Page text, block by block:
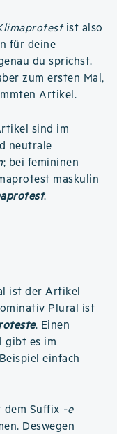
ist also
für deine
du sprichst.
zum ersten Mal,
Artikel.
sind im
neutrale
; bei femininen
maskulin
.
ist der Artikel
Plural ist
. Einen
gibt es im
einfach
dem Suffix -e
Deswegen